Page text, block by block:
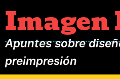
Apuntes sobre
preimpresión